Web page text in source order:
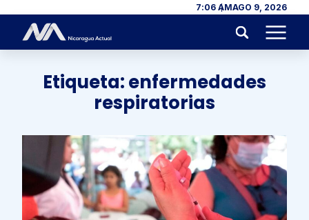
Skip to content 7:06 AMAGO 9, 2026
Menu
Etiqueta:enfermedades
respiratorias